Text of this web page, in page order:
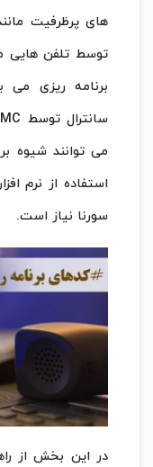
برنامه ریزی می
می توانند شیوه
سورنا نیاز است.
در این بخش از